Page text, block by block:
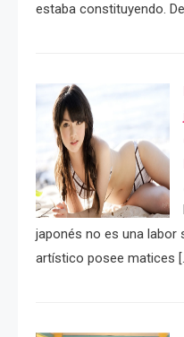
estaba constituyendo.
japonés no es una labor
artístico posee matices